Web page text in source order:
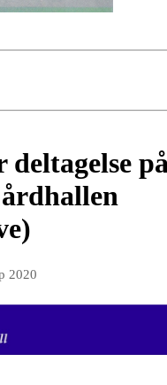
2020